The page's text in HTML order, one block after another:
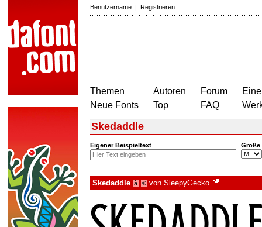
Benutzername | Registrieren
Themen
Neue Fonts
Autoren
Top
Forum
FAQ
Skedaddle
Eigener Beispieltext Größe
Skedaddle à € von SleepyGecko